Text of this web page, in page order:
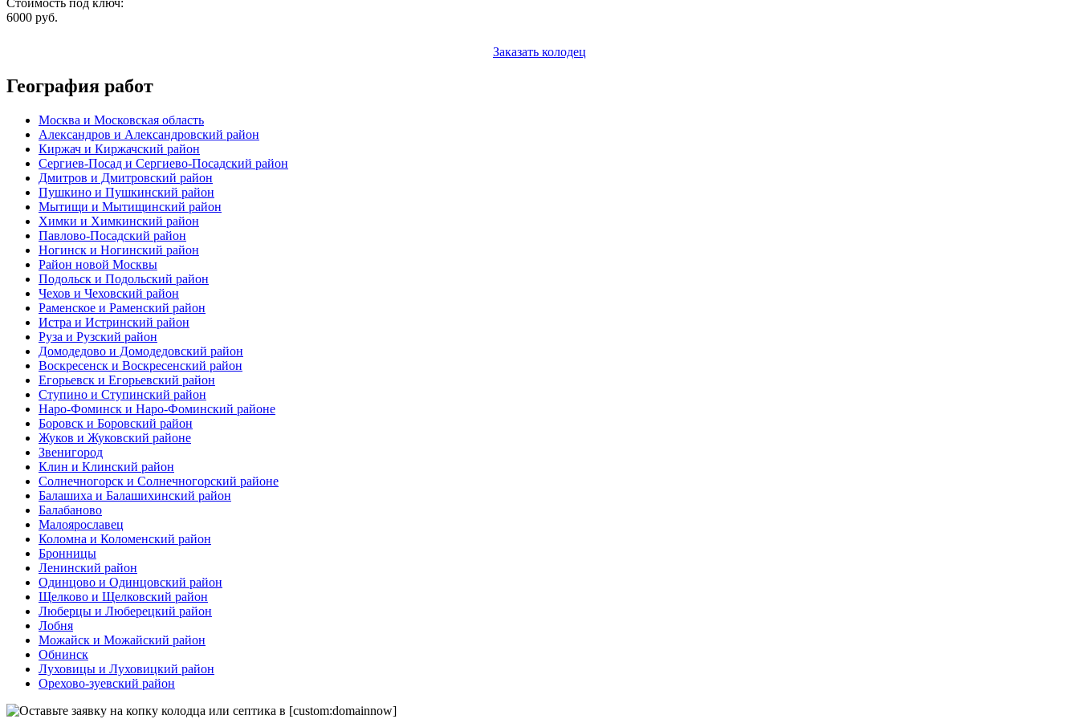
Стоимость под ключ:
6000 руб.
Заказать колодец
География работ
Москва и Московская область
Александров и Александровский район
Киржач и Киржачский район
Сергиев-Посад и Сергиево-Посадский район
Дмитров и Дмитровский район
Пушкино и Пушкинский район
Мытищи и Мытищинский район
Химки и Химкинский район
Павлово-Посадский район
Ногинск и Ногинский район
Район новой Москвы
Подольск и Подольский район
Чехов и Чеховский район
Раменское и Раменский район
Истра и Истринский район
Руза и Рузский район
Домодедово и Домодедовский район
Воскресенск и Воскресенский район
Егорьевск и Егорьевский район
Ступино и Ступинский район
Наро-Фоминск и Наро-Фоминский районе
Боровск и Боровский район
Жуков и Жуковский районе
Звенигород
Клин и Клинский район
Солнечногорск и Солнечногорский районе
Балашиха и Балашихинский район
Балабаново
Малоярославец
Коломна и Коломенский район
Бронницы
Ленинский район
Одинцово и Одинцовский район
Щелково и Щелковский район
Люберцы и Люберецкий район
Лобня
Можайск и Можайский район
Обнинск
Луховицы и Луховицкий район
Орехово-зуевский район